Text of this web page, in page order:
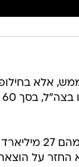
אלא
מהלומות בין משרד הביטחון למשרד האוצר, סביב התוספת התקציבית שדרשו בצה"ל, בסך 60
, מהם 27 מיליארד
מהתוספת הוא החזר על